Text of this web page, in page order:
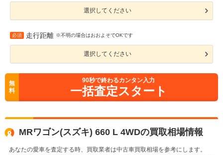
選択してください
必須 走行距離 ※不明の場合はおおよそでOKです
選択してください
無
料
90秒で終わるカンタン入力
一括査定スタート
MRワゴン(スズキ) 660 L 4WDの買取相場情報
あなたの愛車を査定する時、買取業者は中古車買取相場を参考にします。